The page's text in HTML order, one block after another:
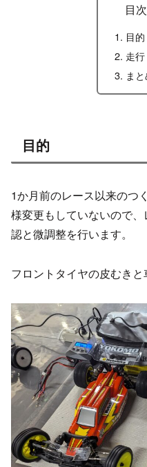
目次
目的
走行
ま
目的
1か月前のレース以来のつ
様変更もしていないので
認と微調整を行います。
フロントタイヤの皮むきと